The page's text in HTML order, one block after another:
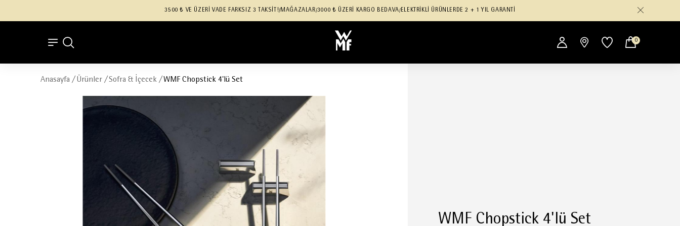
3500 ₺ VE ÜZERİ VADE FARKSIZ 3 TAKSİT!/ MAĞAZALAR/3000 ₺ ÜZERİ KARGO BEDAVA/ELEKTRİKLİ ÜRÜNLERDE 2 + 1 YIL GARANTİ
0
Anasayfa / Ürünler / Sofra & İçecek / WMF Chopstick 4'lü Set
WMF Chopstick 4'lü Set